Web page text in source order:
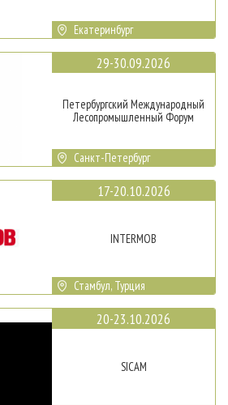
Екатеринбург
29-30.09.2026
Петербургский Международный
Лесопромышленный Форум
Санкт-Петербург
17-20.10.2026
INTERMOB
Стамбул, Турция
20-23.10.2026
SICAM